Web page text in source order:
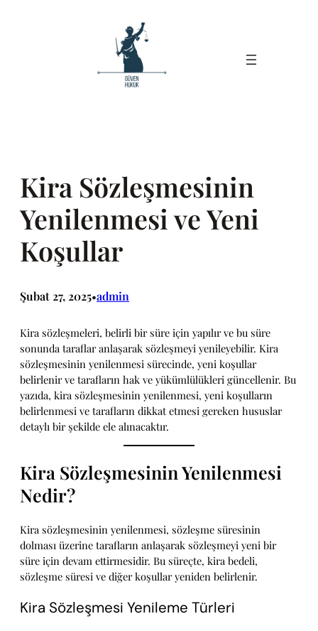
Kira Sözleşmesinin
Yenilenmesi ve Yeni
Koşullar
Şubat 27, 2025•admin
Kira sözleşmeleri, belirli bir süre için yapılır ve bu süre
sonunda taraflar anlaşarak sözleşmeyi yenileyebilir. Kira
sözleşmesinin yenilenmesi sürecinde, yeni koşullar
belirlenir ve tarafların hak ve yükümlülükleri güncellenir. Bu
yazıda, kira sözleşmesinin yenilenmesi, yeni koşulların
belirlenmesi ve tarafların dikkat etmesi gereken hususlar
detaylı bir şekilde ele alınacaktır.
Kira Sözleşmesinin Yenilenmesi
Nedir?
Kira sözleşmesinin yenilenmesi, sözleşme süresinin
dolması üzerine tarafların anlaşarak sözleşmeyi yeni bir
süre için devam ettirmesidir. Bu süreçte, kira bedeli,
sözleşme süresi ve diğer koşullar yeniden belirlenir.
Kira Sözleşmesi Yenileme Türleri